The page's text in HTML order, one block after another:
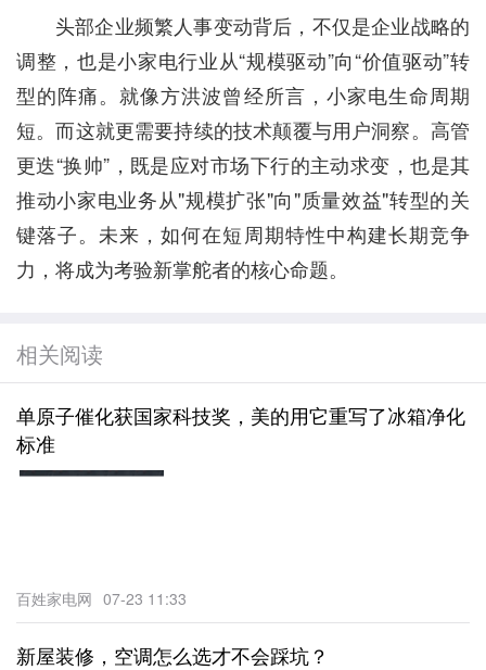
头部企业频繁人事变动背后，不仅是企业战略的
调整，也是小家电行业从“规模驱动”向“价值驱动”转
型的阵痛。就像方洪波曾经所言，小家电生命周期
短。而这就更需要持续的技术颠覆与用户洞察。高管
更迭“换帅”，既是应对市场下行的主动求变，也是其
推动小家电业务从"规模扩张"向"质量效益"转型的关
键落子。未来，如何在短周期特性中构建长期竞争
力，将成为考验新掌舵者的核心命题。
相关阅读
单原子催化获国家科技奖，美的用它重写了冰箱净化
标准
百姓家电网 07-23 11:33
新屋装修，空调怎么选才不会踩坑？